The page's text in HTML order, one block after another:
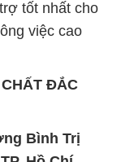
Bình Trị
Hồ Chí